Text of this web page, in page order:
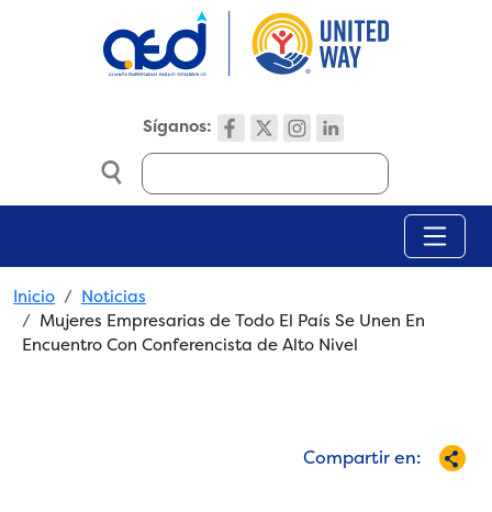
Síganos:
Search
Breadcrumb
Inicio
Noticias
Mujeres Empresarias de Todo El País Se Unen En
Encuentro Con Conferencista de Alto Nivel
Compartir en: